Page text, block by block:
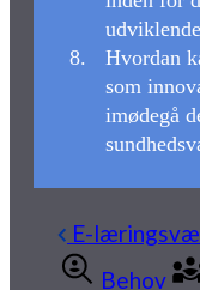
Hvordan
som
imødegå
E-
Behov